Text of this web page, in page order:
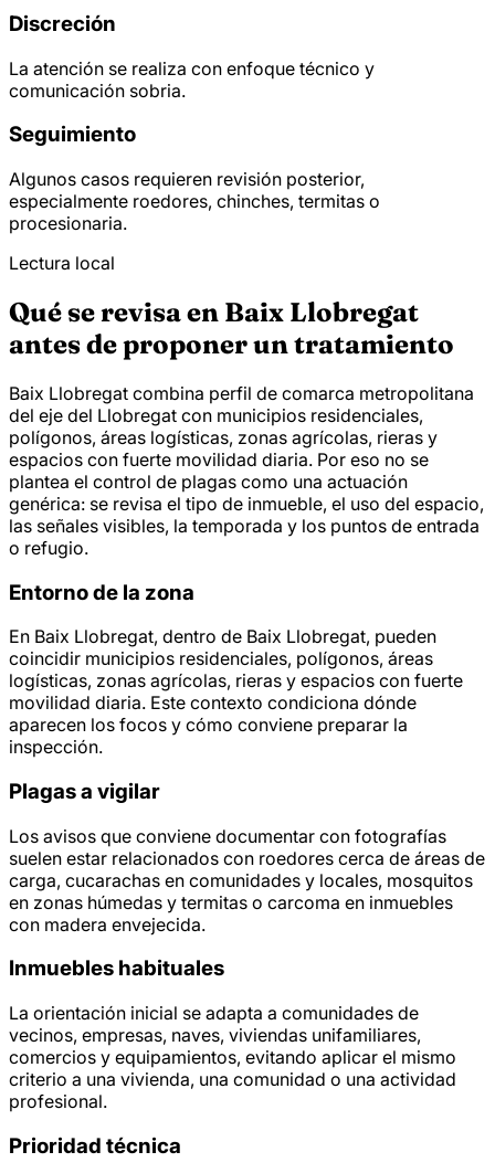
Discreción
La atención se realiza con enfoque técnico y
comunicación sobria.
Seguimiento
Algunos casos requieren revisión posterior,
especialmente roedores, chinches, termitas o
procesionaria.
Lectura local
Qué se revisa en Baix Llobregat
antes de proponer un tratamiento
Baix Llobregat combina perfil de comarca metropolitana
del eje del Llobregat con municipios residenciales,
polígonos, áreas logísticas, zonas agrícolas, rieras y
espacios con fuerte movilidad diaria. Por eso no se
plantea el control de plagas como una actuación
genérica: se revisa el tipo de inmueble, el uso del espacio,
las señales visibles, la temporada y los puntos de entrada
o refugio.
Entorno de la zona
En Baix Llobregat, dentro de Baix Llobregat, pueden
coincidir municipios residenciales, polígonos, áreas
logísticas, zonas agrícolas, rieras y espacios con fuerte
movilidad diaria. Este contexto condiciona dónde
aparecen los focos y cómo conviene preparar la
inspección.
Plagas a vigilar
Los avisos que conviene documentar con fotografías
suelen estar relacionados con roedores cerca de áreas de
carga, cucarachas en comunidades y locales, mosquitos
en zonas húmedas y termitas o carcoma en inmuebles
con madera envejecida.
Inmuebles habituales
La orientación inicial se adapta a comunidades de
vecinos, empresas, naves, viviendas unifamiliares,
comercios y equipamientos, evitando aplicar el mismo
criterio a una vivienda, una comunidad o una actividad
profesional.
Prioridad técnica